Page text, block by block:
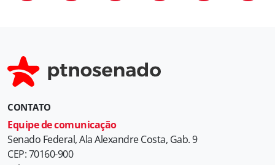
CONTATO
Equipe de comunicação
Senado Federal, Ala Alexandre Costa, Gab. 9
CEP: 70160-900